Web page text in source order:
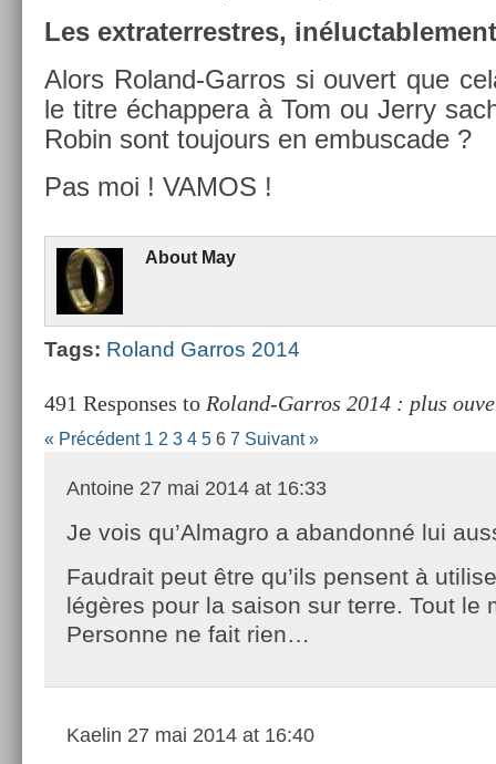
Les extra­ter­restres, in­éluc­table­ment
Alors Roland-Garros si ouvert que
le titre échap­pera à Tom ou Jerry
Robin sont toujours en em­bus­cade ?
Pas moi ! VAMOS !
About May
Tags: Roland Gar­ros 2014
491 Responses to Roland-Garros 2014 : plus
« Précédent 1 2 3 4 5 6 7 Suivant »
Antoine 27 mai 2014 at 16:33
Je vois qu’Almagro a abandonné lui
Faudrait peut être qu’ils pensent à
légères pour la saison sur terre. Tout le
Personne ne fait rien…
Kaelin 27 mai 2014 at 16:40